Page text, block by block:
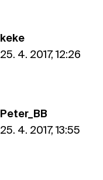
keke
25. 4. 2017, 12:26
Peter_BB
25. 4. 2017, 13:55